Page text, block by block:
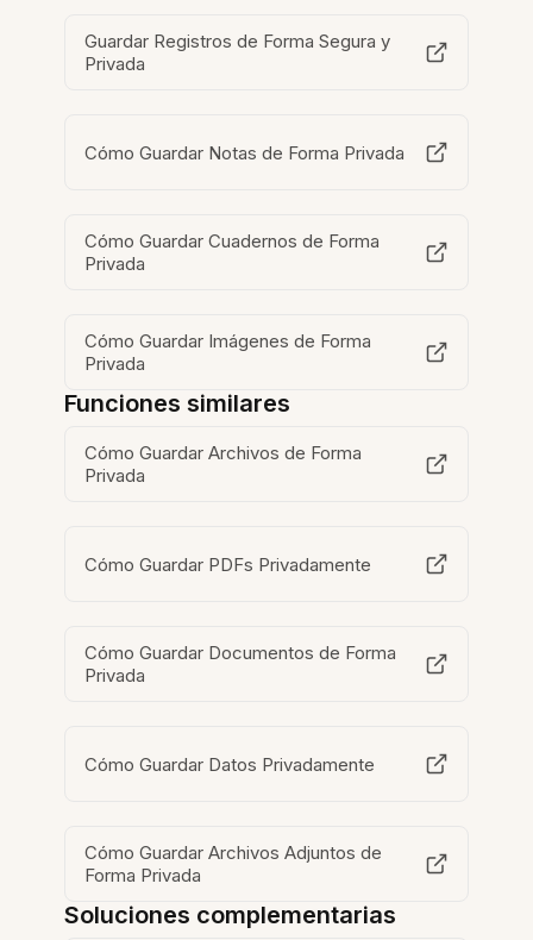
Guardar Registros de Forma Segura y
Privada
Cómo Guardar Notas de Forma Privada
Cómo Guardar Cuadernos de Forma
Privada
Cómo Guardar Imágenes de Forma
Privada
Funciones similares
Cómo Guardar Archivos de Forma
Privada
Cómo Guardar PDFs Privadamente
Cómo Guardar Documentos de Forma
Privada
Cómo Guardar Datos Privadamente
Cómo Guardar Archivos Adjuntos de
Forma Privada
Soluciones complementarias